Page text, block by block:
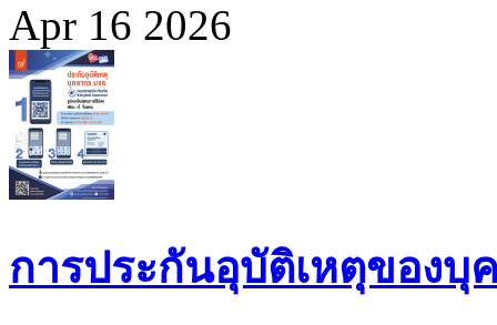
Apr 16 2026
การประกันอุบัติเหตุของบุ